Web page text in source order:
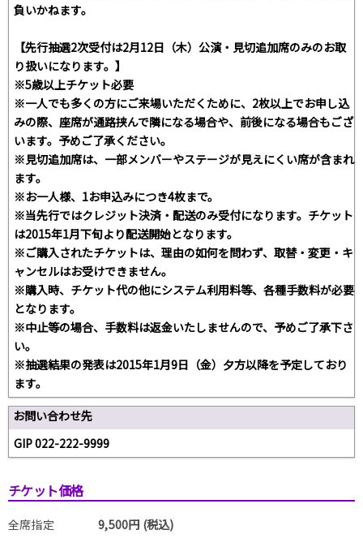
負いかねます。
【先行抽選2次受付は2月12日（木）公演・見切追加席のみのお取
り扱いになります。】
※5歳以上チケット必要
※一人でも多くの方にご来場いただくために、2枚以上でお申し込
みの際、座席が通路挟んで隣になる場合や、前後になる場合もござ
います。予めご了承ください。
※見切追加席は、一部メンバーやステージが見えにくい席が含まれ
ます。
※お一人様、1お申込みにつき4枚まで。
※当先行ではクレジット決済・配送のみ受付になります。チケット
は2015年1月下旬より配送開始となります。
※ご購入されたチケットは、理由の如何を問わず、取替・変更・キ
ャンセルはお受けできません。
※購入時、チケット代の他にシステム利用料等、各種手数料が必要
となります。
※中止等の場合、手数料は返金いたしませんので、予めご了承下さ
い。
※抽選結果の発表は2015年1月9日（金）夕方以降を予定しており
ます。
お問い合わせ先
GIP 022-222-9999
チケット価格
全席指定 9,500円 (税込)